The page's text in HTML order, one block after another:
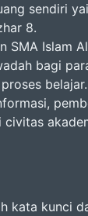
sendiri
8.
SMA Islam
bagi
civitas
kata kunci